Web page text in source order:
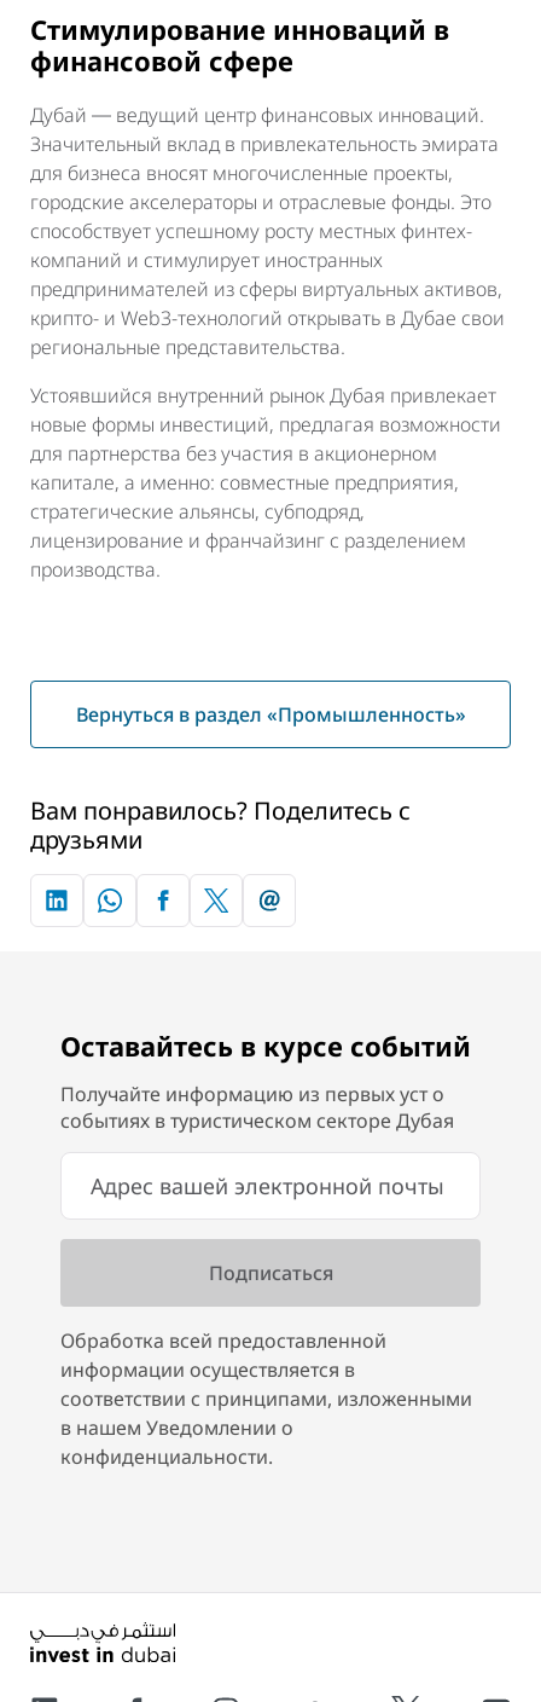
Стимулирование инноваций в
финансовой сфере
Дубай ― ведущий центр финансовых инноваций.
Значительный вклад в привлекательность эмирата
для бизнеса вносят многочисленные проекты,
городские акселераторы и отраслевые фонды. Это
способствует успешному росту местных финтех-
компаний и стимулирует иностранных
предпринимателей из сферы виртуальных активов,
крипто- и Web3-технологий открывать в Дубае свои
региональные представительства.
Устоявшийся внутренний рынок Дубая привлекает
новые формы инвестиций, предлагая возможности
для партнерства без участия в акционерном
капитале, а именно: совместные предприятия,
стратегические альянсы, субподряд,
лицензирование и франчайзинг с разделением
производства.
Вернуться в раздел «Промышленность»
Вам понравилось? Поделитесь с
друзьями
Оставайтесь в курсе событий
Получайте информацию из первых уст о
событиях в туристическом секторе Дубая
Обработка всей предоставленной
информации осуществляется в
соответствии с принципами, изложенными
в нашем Уведомлении о
конфиденциальности.